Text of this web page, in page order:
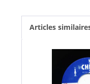
Articles